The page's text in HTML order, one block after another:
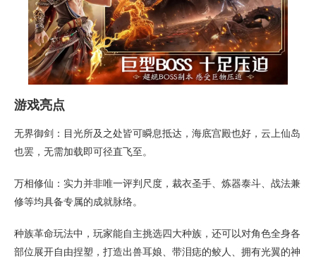
游戏亮点
无界御剑：目光所及之处皆可瞬息抵达，海底宫殿也好，云上仙岛
也罢，无需加载即可径直飞至。
万相修仙：实力并非唯一评判尺度，裁衣圣手、炼器泰斗、战法兼
修等均具备专属的成就脉络。
种族革命玩法中，玩家能自主挑选四大种族，还可以对角色全身各
部位展开自由捏塑，打造出兽耳娘、带泪痣的鲛人、拥有光翼的神